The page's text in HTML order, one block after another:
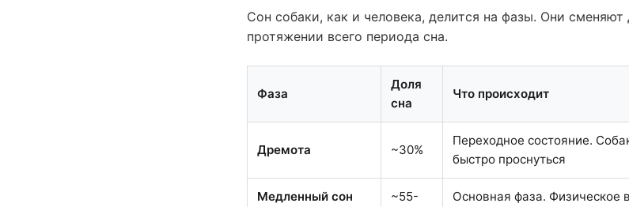
Сон собаки, как и человека, делится на фазы. Они сменяют
протяжении всего периода сна.
Фаза
Доля
сна
Что происходит
Дремота ~30%
Переходное состояние.
быстро проснуться
Медленный сон
~55-
Основная фаза. Физическое